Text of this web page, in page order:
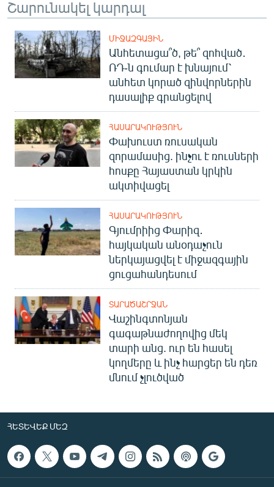
ՀԵՏԵՎԵՔ ՄԵԶ
«Ազատության» բոլոր կայքերը
Շարունակել կարդալ
ՄԻՋԱԶԳԱՅԻՆ
Անհետացա՞ծ, թե՞ զոհված․
ՌԴ-ն գումար է խնայում՝
անհետ կորած զինվորներին
դասալիք գրանցելով
ՀԱՍԱՐԱԿՈՒԹՅՈՒՆ
Փախուստ ռուսական
զորամասից. ինչու է ռուսների
հոսքը Հայաստան կրկին
ակտիվացել
ՀԱՍԱՐԱԿՈՒԹՅՈՒՆ
Գյումրիից Փարիզ․
հայկական անօդաչուն
ներկայացվել է միջազգային
ցուցահանդեսում
ՏԱՐԱԾԱՇՐՋԱՆ
Վաշինգտոնյան
գագաթնաժողովից մեկ
տարի անց. ուր են հասել
կողմերը և ինչ հարցեր են դեռ
մնում չլուծված
ՀԵՏԵՎԵՔ ՄԵԶ